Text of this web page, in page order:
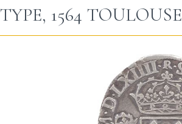
1564 TOULOUSE